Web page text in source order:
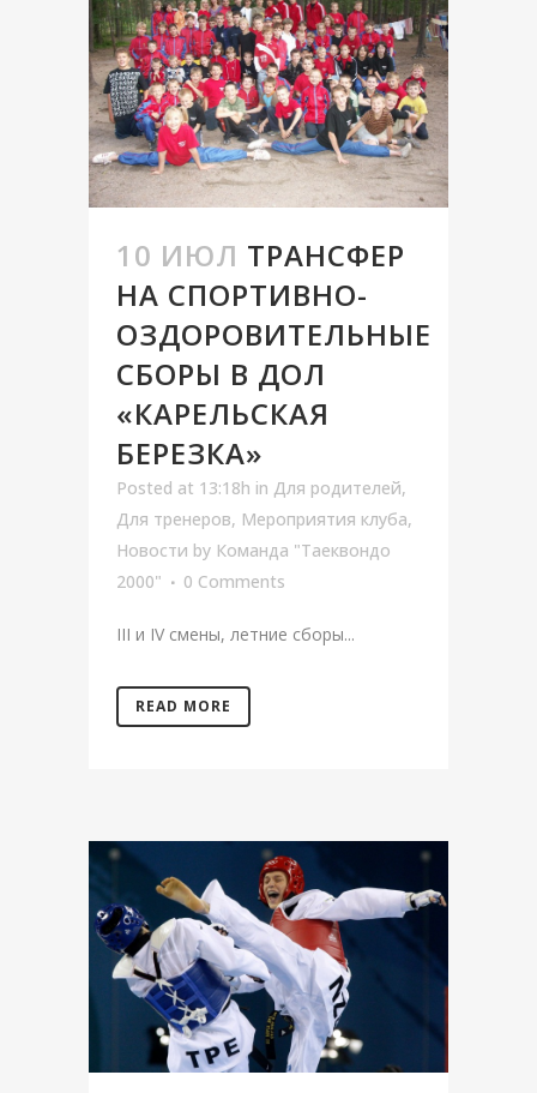
10 ИЮЛ ТРАНСФЕР
НА СПОРТИВНО-
ОЗДОРОВИТЕЛЬНЫЕ
СБОРЫ В ДОЛ
«КАРЕЛЬСКАЯ
БЕРЕЗКА»
Posted at 13:18h in Для родителей,
Для тренеров, Мероприятия клуба,
Новости by Команда "Таеквондо
2000"
0 Comments
III и IV смены, летние сборы...
READ MORE